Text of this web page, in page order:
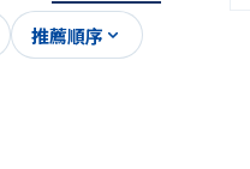
推薦順序